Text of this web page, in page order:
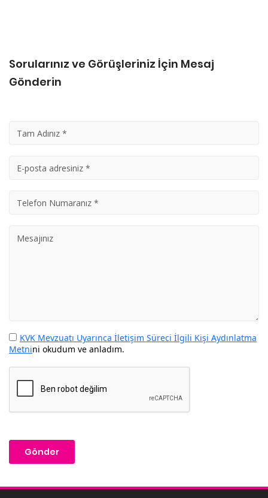
Sorularınız ve Görüşleriniz İçin Mesaj
Gönderin
KVK Mevzuatı Uyarınca İletişim Süreci İlgili Kişi Aydınlatma
Metnini okudum ve anladım.